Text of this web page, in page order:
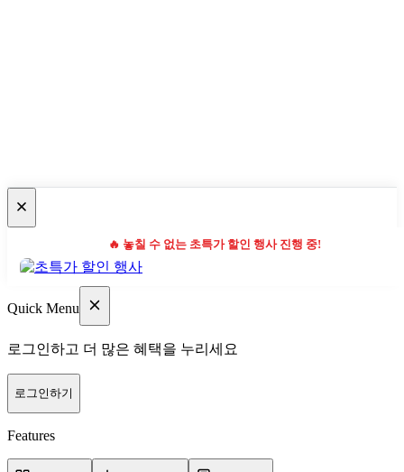
🔥 놓칠 수 없는 초특가 할인 행사 진행 중!
Quick Menu
로그인하고 더 많은 혜택을 누리세요
로그인하기
Features